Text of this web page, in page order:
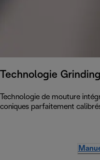
Technologie Grinding
Technologie de mouture
coniques parfaitement